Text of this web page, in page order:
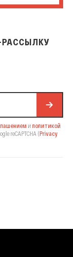
РАССЫЛКУ
и политикой
reCAPTCHA (Privacy